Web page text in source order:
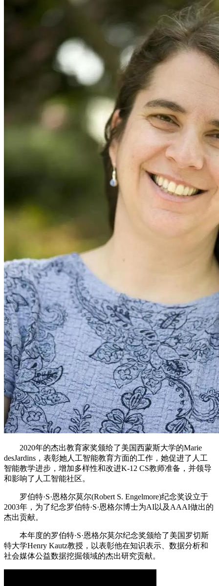
2020年的杰出教育家奖颁给了美国西蒙斯大学的Marie
desJardins，表彰她人工智能教育方面的工作，她促进了人工
智能教学进步，增加多样性和改进K-12 CS教师准备，并领导
和影响了人工智能社区。
罗伯特·S·恩格尔莫尔(Robert S. Engelmore)纪念奖设立于
2003年，为了纪念罗伯特·S·恩格尔博士为AI以及AAAI做出的
杰出贡献。
本年度的罗伯特·S·恩格尔莫尔纪念奖颁给了美国罗切斯
特大学Henry Kautz教授，以表彰他在知识表示、数据分析和
社会媒体公益数据挖掘领域的杰出研究贡献。